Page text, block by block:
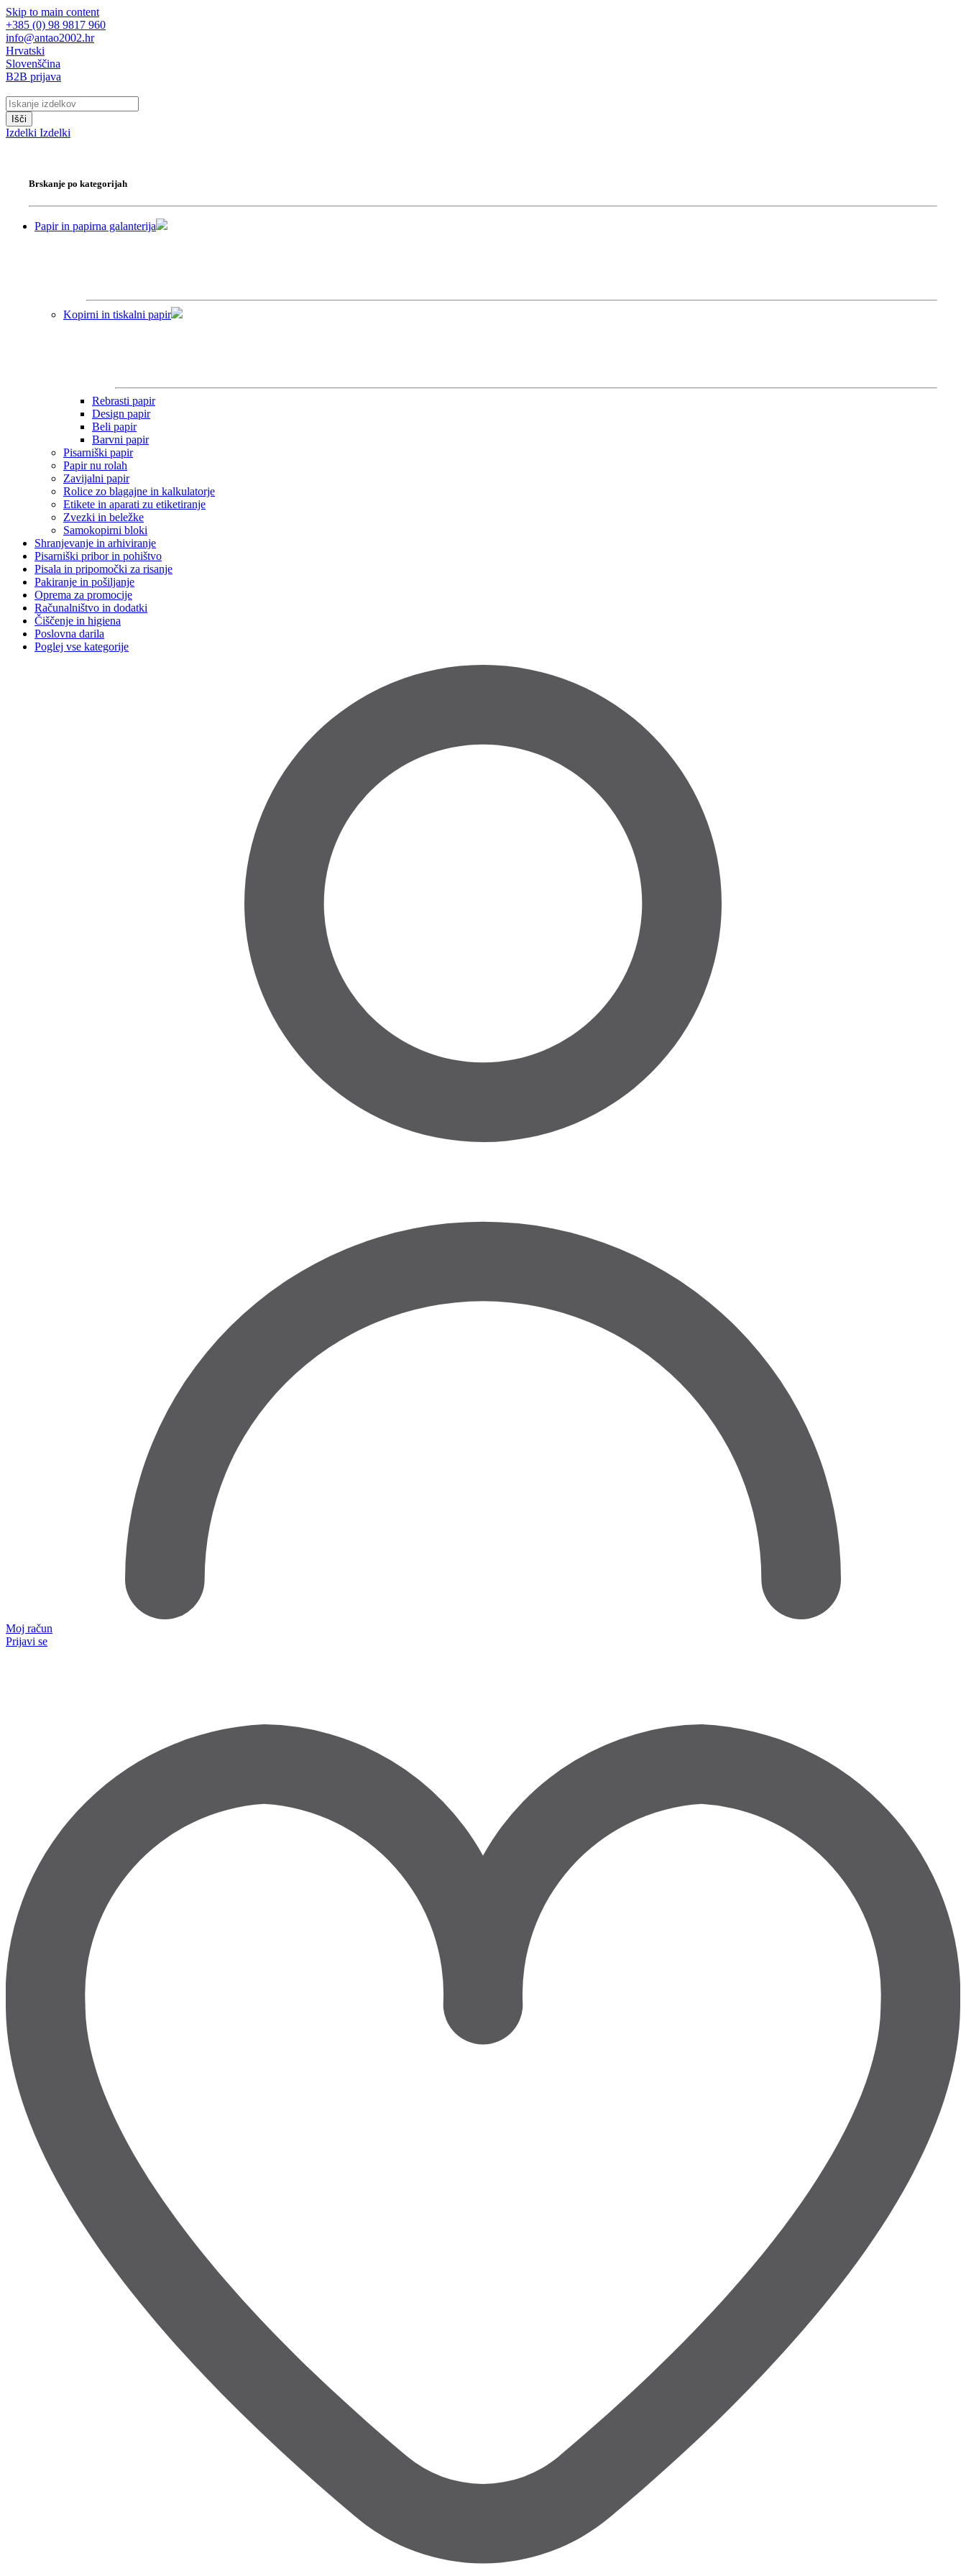
Skip to main content
+385 (0) 98 9817 960
info@antao2002.hr
Hrvatski
Slovenščina
B2B prijava
Išči
Izdelki Izdelki
Brskanje po kategorijah
Papir in papirna galanterija
Kopirni in tiskalni papir
Rebrasti papir
Design papir
Beli papir
Barvni papir
Pisarniški papir
Papir nu rolah
Zavijalni papir
Rolice zo blagajne in kalkulatorje
Etikete in aparati zu etiketiranje
Zvezki in beležke
Samokopirni bloki
Shranjevanje in arhiviranje
Pisarniški pribor in pohištvo
Pisala in pripomočki za risanje
Pakiranje in pošiljanje
Oprema za promocije
Računalništvo in dodatki
Čiščenje in higiena
Poslovna darila
Poglej vse kategorije
Moj račun
Prijavi se